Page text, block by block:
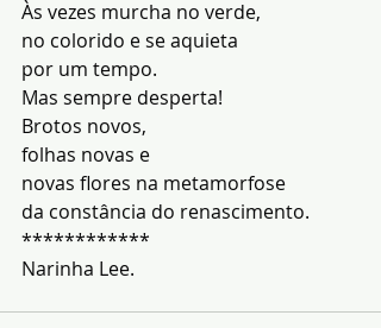
Às vezes murcha no verde,
no colorido e se aquieta
por um tempo.
Mas sempre desperta!
Brotos novos,
folhas novas e
novas flores na metamorfose
da constância do renascimento.
************
Narinha Lee.